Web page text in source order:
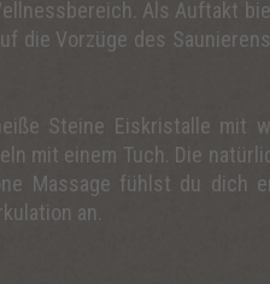
Als Auftakt
die Vorzüge des
Steine Eiskristalle mit
mit einem Tuch. Die
Massage fühlst du dich
an.